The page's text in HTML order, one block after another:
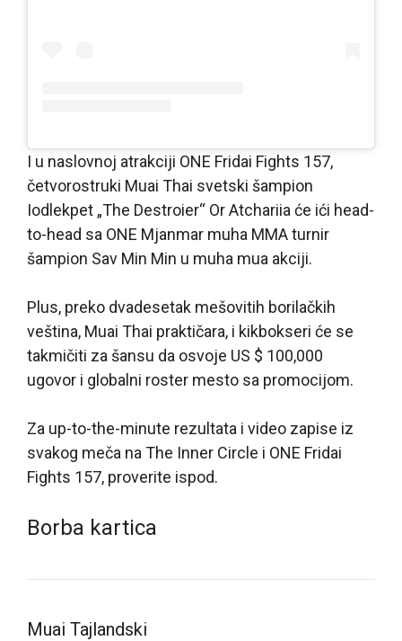
I u naslovnoj atrakciji ONE Fridai Fights 157,
četvorostruki Muai Thai svetski šampion
Iodlekpet „The Destroier“ Or Atchariia će ići head-
to-head sa ONE Mjanmar muha MMA turnir
šampion Sav Min Min u muha mua akciji.
Plus, preko dvadesetak mešovitih borilačkih
veština, Muai Thai praktičara, i kikbokseri će se
takmičiti za šansu da osvoje US $ 100,000
ugovor i globalni roster mesto sa promocijom.
Za up-to-the-minute rezultata i video zapise iz
svakog meča na The Inner Circle i ONE Fridai
Fights 157, proverite ispod.
Borba kartica
Muai Tajlandski